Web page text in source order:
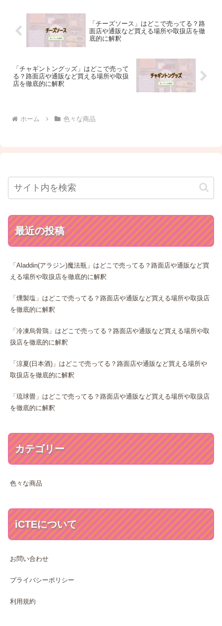
「チーズソース」はどこで売ってる？路
面店や通販など買える場所や取扱店を徹
底的に解釈
「チャギントングッズ」はどこで売って
る？路面店や通販など買える場所や取扱
店を徹底的に解釈
ホーム 色々な商品
最近の投稿
「Aladdin(アラジン)魔法瓶」はどこで売ってる？路面店や通販など買
える場所や取扱店を徹底的に解釈
「燻製塩」はどこで売ってる？路面店や通販など買える場所や取扱店
を徹底的に解釈
「冷凍烏骨鶏」はどこで売ってる？路面店や通販など買える場所や取
扱店を徹底的に解釈
「涼夏(日本酒)」はどこで売ってる？路面店や通販など買える場所や
取扱店を徹底的に解釈
「琉球畳」はどこで売ってる？路面店や通販など買える場所や取扱店
を徹底的に解釈
カテゴリー
色々な商品
iCTEについて
お問い合わせ
プライバシーポリシー
利用規約